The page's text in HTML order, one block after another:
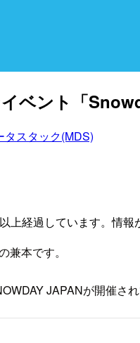
ベント「
タスタック(MDS)
上経過しています。情報
兼本です。
JAPANが開催され